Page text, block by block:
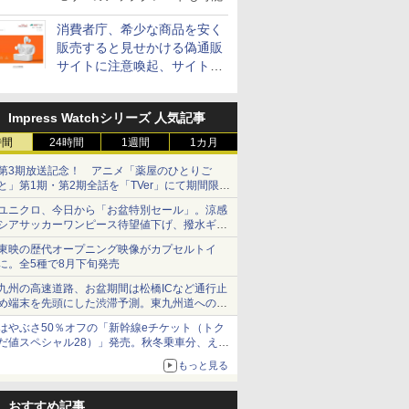
消費者庁、希少な商品を安く
販売すると見せかける偽通販
サイトに注意喚起、サイト名
Impress Watchシリーズ 人気記事
24時間 1週間 1カ月
3期放送記念！ アニメ「薬屋のひとりご
」第1期・第2期全話を「TVer」にて期間限定
順次無料配信開始
ニクロ、今日から「お盆特別セール」。涼感
アサッカーワンピース待望値下げ、撥水ギア
ョーツは1990円に
映の歴代オープニング映像がカプセルトイ
。全5種で8月下旬発売
州の高速道路、お盆期間は松橋ICなど通行止
端末を先頭にした渋滞予測。東九州道への迂
は料金調整を実施
やぶさ50％オフの「新幹線eチケット（トク
値スペシャル28）」発売。秋冬乗車分、えき
もっと見る